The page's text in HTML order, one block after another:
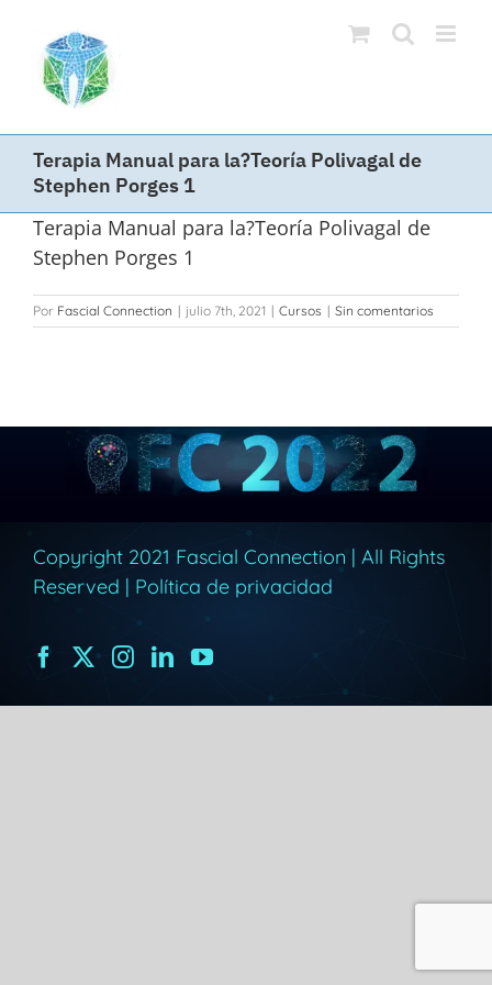
contenido
Terapia Manual para la?Teoría Polivagal de
Stephen Porges 1
Terapia Manual para la?Teoría Polivagal de
Stephen Porges 1
Por Fascial Connection | julio 7th, 2021 | Cursos | Sin comentarios
Copyright 2021 Fascial Connection | All Rights
Reserved | Política de privacidad